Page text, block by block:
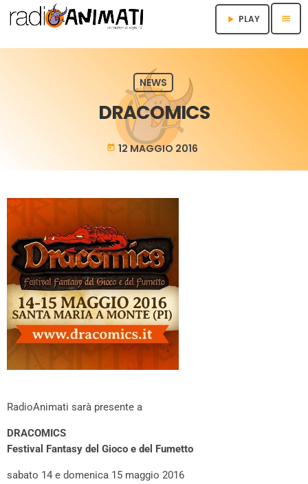
play_arrow PLAY menu
NEWS
DRACOMICS
today 12 MAGGIO 2016
RadioAnimati sarà presente a
DRACOMICS
Festival Fantasy del Gioco e del Fumetto
sabato 14 e domenica 15 maggio 2016